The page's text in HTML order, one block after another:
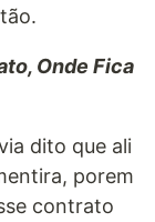
Onde Fica
dito que ali
porem
contrato